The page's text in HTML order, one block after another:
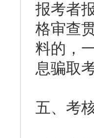
报考者
格审查
料的，
息骗取
五、考